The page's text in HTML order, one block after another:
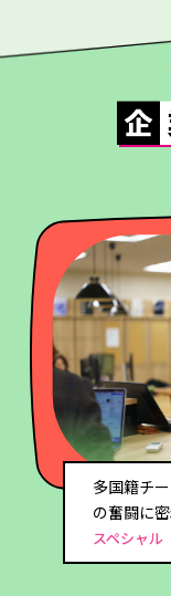
多国籍チ
の奮闘に密
スペシャル